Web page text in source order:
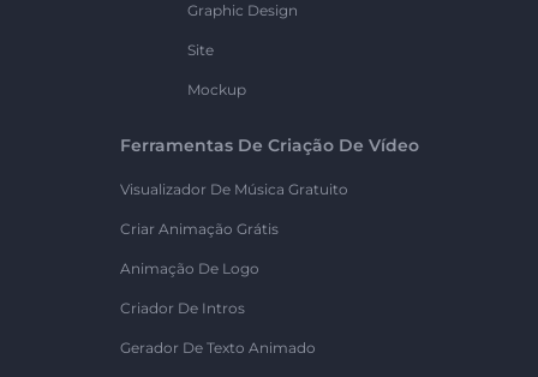
Graphic Design
Site
Mockup
Ferramentas De Criação De Vídeo
Visualizador De Música Gratuito
Criar Animação Grátis
Animação De Logo
Criador De Intros
Gerador De Texto Animado